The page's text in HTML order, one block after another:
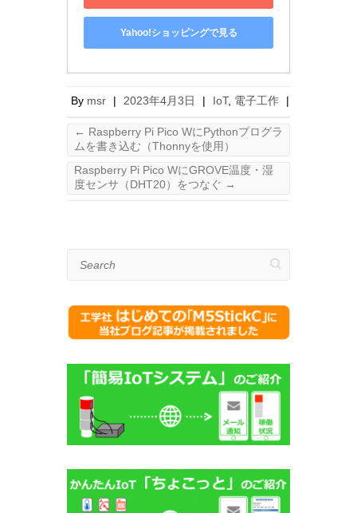
Yahoo!ショッピングで見る
By msr | 2023年4月3日 | IoT, 電子工作 |
← Raspberry Pi Pico WにPythonプログラ
ムを書き込む（Thonnyを使用）
Raspberry Pi Pico WにGROVE温度・湿
度センサ（DHT20）をつなぐ →